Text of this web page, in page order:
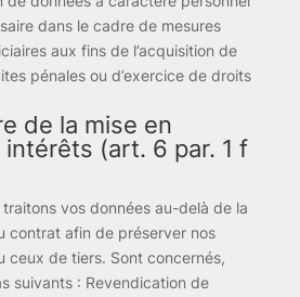
dans le cadre de mesures
aux fins de l’acquisition de
pénales ou d’exercice de droits
de la mise en
(art. 6 par. 1 f
traitons vos données au-delà de la
contrat afin de préserver nos
ceux de tiers. Sont concernés,
suivants : Revendication de